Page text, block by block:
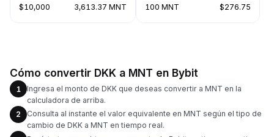
$10,000 3,613.37 MNT 100 MNT $276.75
Cómo convertir DKK a MNT en Bybit
1
Ingresa el monto de DKK que deseas convertir a MNT en la
calculadora de arriba.
2
Consulta al instante el valor equivalente en MNT según el tipo de
cambio de DKK a MNT en tiempo real.